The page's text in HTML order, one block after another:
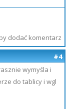
dodać komentarz
#4
wymyśla i
do tablicy i wgl